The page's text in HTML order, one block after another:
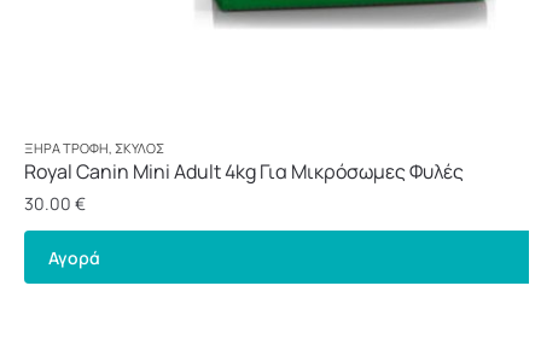
ΞΗΡΆ ΤΡΟΦΉ, ΣΚΎΛΟΣ
Royal Canin Mini Adult 4kg Για Μικρόσωμες Φυλές
30.00 €
Αγορά